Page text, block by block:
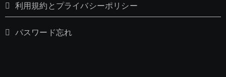
利用規約とプライバシーポリシー
パスワード忘れ